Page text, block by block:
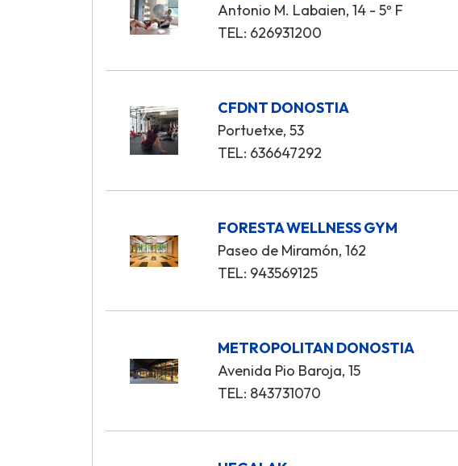
Antonio M. Labaien, 14 - 5º F
TEL: 626931200
CFDNT DONOSTIA
Portuetxe, 53
TEL: 636647292
FORESTA WELLNESS GYM
Paseo de Miramón, 162
TEL: 943569125
METROPOLITAN DONOSTIA
Avenida Pio Baroja, 15
TEL: 843731070